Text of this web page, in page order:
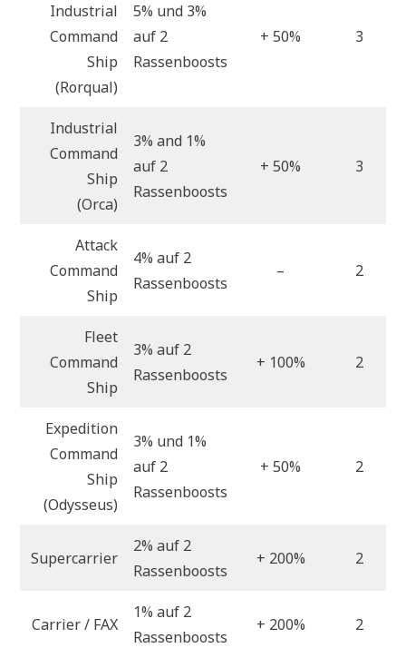
Industrial
Command
Ship
(Rorqual)
5% und 3%
auf 2
Rassenboosts
+ 50% 3
Industrial
Command
Ship
(Orca)
3% and 1%
auf 2
Rassenboosts
+ 50% 3
Attack
Command
Ship
4% auf 2
Rassenboosts
– 2
Fleet
Command
Ship
3% auf 2
Rassenboosts
+ 100% 2
Expedition
Command
Ship
(Odysseus)
3% und 1%
auf 2
Rassenboosts
+ 50% 2
Supercarrier
2% auf 2
Rassenboosts
+ 200% 2
Carrier / FAX
1% auf 2
Rassenboosts
+ 200% 2